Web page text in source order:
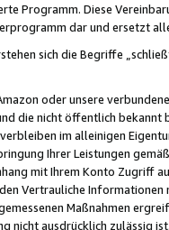
Programm. Diese
dar und ersetzt
sich die Begriffe
oder unsere
die nicht öffentlich
im alleinigen
Ihrer Leistungen
mit Ihrem Konto
Vertrauliche
Maßnahmen
nicht ausdrücklich zulässig